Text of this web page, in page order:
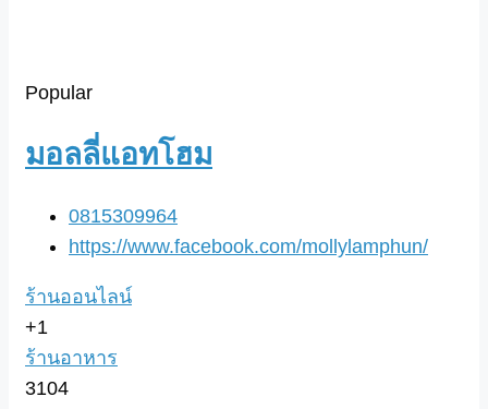
Popular
มอลลี่แอทโฮม
0815309964
https://www.facebook.com/mollylamphun/
ร้านออนไลน์
+1
ร้านอาหาร
3104